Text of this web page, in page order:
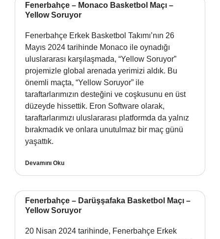
Fenerbahçe – Monaco Basketbol Maçı –
Yellow Soruyor
Fenerbahçe Erkek Basketbol Takımı’nın 26
Mayıs 2024 tarihinde Monaco ile oynadığı
uluslararası karşılaşmada, “Yellow Soruyor”
projemizle global arenada yerimizi aldık. Bu
önemli maçta, “Yellow Soruyor” ile
taraftarlarımızın desteğini ve coşkusunu en üst
düzeyde hissettik. Eron Software olarak,
taraftarlarımızı uluslararası platformda da yalnız
bırakmadık ve onlara unutulmaz bir maç günü
yaşattık.
Devamını Oku
Fenerbahçe – Darüşşafaka Basketbol Maçı –
Yellow Soruyor
20 Nisan 2024 tarihinde, Fenerbahçe Erkek